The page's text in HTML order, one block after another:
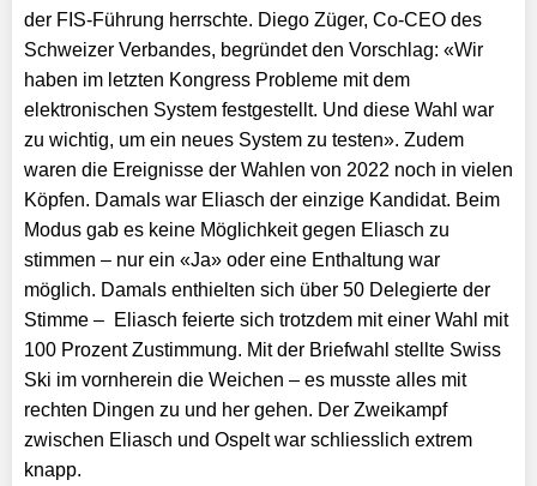
der FIS-Führung herrschte. Diego Züger, Co-CEO des
Schweizer Verbandes, begründet den Vorschlag: «Wir
haben im letzten Kongress Probleme mit dem
elektronischen System festgestellt. Und diese Wahl war
zu wichtig, um ein neues System zu testen». Zudem
waren die Ereignisse der Wahlen von 2022 noch in vielen
Köpfen. Damals war Eliasch der einzige Kandidat. Beim
Modus gab es keine Möglichkeit gegen Eliasch zu
stimmen – nur ein «Ja» oder eine Enthaltung war
möglich. Damals enthielten sich über 50 Delegierte der
Stimme – Eliasch feierte sich trotzdem mit einer Wahl mit
100 Prozent Zustimmung. Mit der Briefwahl stellte Swiss
Ski im vornherein die Weichen – es musste alles mit
rechten Dingen zu und her gehen. Der Zweikampf
zwischen Eliasch und Ospelt war schliesslich extrem
knapp.